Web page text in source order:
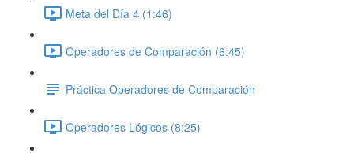
Meta del Día 4 (1:46)
Operadores de Comparación (6:45)
Práctica Operadores de Comparación
Operadores Lógicos (8:25)